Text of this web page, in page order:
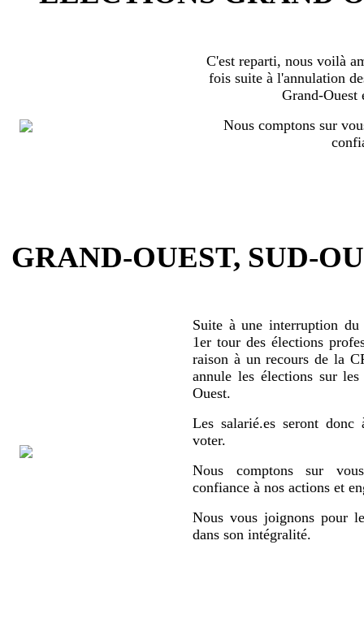
C'est reparti, nous voilà
fois suite à l'annulation
Grand-Ouest
Nous comptons sur
GRAND-OUEST, SUD-
Suite à une interruption
1er tour des élections
raison à un recours de la
annule les élections sur
Ouest.
Les salarié.es seront
voter.
Nous comptons sur
confiance à nos actions et
Nous vous joignons pour
dans son intégralité.